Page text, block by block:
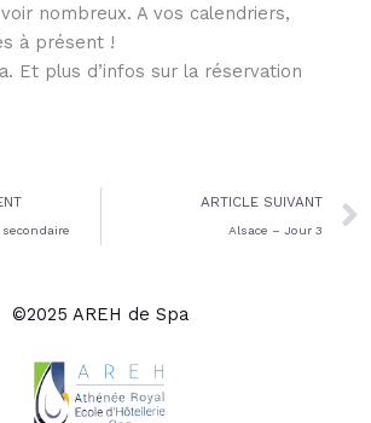
nombreux. A vos calendriers,
à présent !
Et plus d’infos sur la réservation
ARTICLE SUIVANT
Alsace – Jour 3
©2025 AREH de Spa